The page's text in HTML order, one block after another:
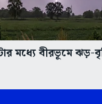
মধ্যে বীরভূমে ঝড়-